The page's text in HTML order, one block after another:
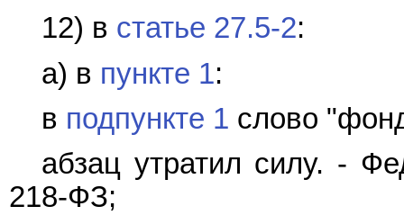
12) в статье 27.5-2:
а) в пункте 1:
в подпункте 1 слово
абзац утратил силу. -
218-ФЗ;